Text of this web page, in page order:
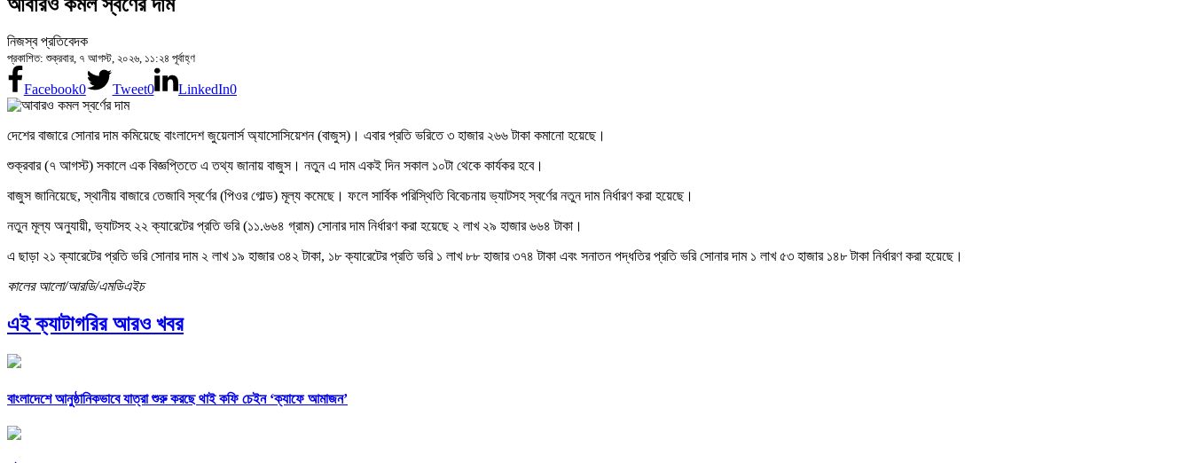
নিজস্ব প্রতিবেদক
প্রকাশিত: শুক্রবার, ৭ আগস্ট, ২০২৬, ১১:২৪ পূর্বাহ্ণ
Facebook0 Tweet0 LinkedIn0
দেশের বাজারে সোনার দাম কমিয়েছে বাংলাদেশ জুয়েলার্স অ্যাসোসিয়েশন (বাজুস)। এবার প্রতি ভরিতে ৩ হাজার ২৬৬ টাকা কমানো হয়েছে।
শুক্রবার (৭ আগস্ট) সকালে এক বিজ্ঞপ্তিতে এ তথ্য জানায় বাজুস। নতুন এ দাম একই দিন সকাল ১০টা থেকে কার্যকর হবে।
বাজুস জানিয়েছে, স্থানীয় বাজারে তেজাবি স্বর্ণের (পিওর গোল্ড) মূল্য কমেছে। ফলে সার্বিক পরিস্থিতি বিবেচনায় ভ্যাটসহ স্বর্ণের নতুন দাম নির্ধারণ করা হয়েছে।
নতুন মূল্য অনুযায়ী, ভ্যাটসহ ২২ ক্যারেটের প্রতি ভরি (১১.৬৬৪ গ্রাম) সোনার দাম নির্ধারণ করা হয়েছে ২ লাখ ২৯ হাজার ৬৬৪ টাকা।
এ ছাড়া ২১ ক্যারেটের প্রতি ভরি সোনার দাম ২ লাখ ১৯ হাজার ৩৪২ টাকা, ১৮ ক্যারেটের প্রতি ভরি ১ লাখ ৮৮ হাজার ৩৭৪ টাকা এবং সনাতন পদ্ধতির প্রতি ভরি সোনার দাম ১ লাখ ৫৩ হাজার ১৪৮ টাকা নির্ধারণ করা হয়েছে।
কালের আলো/আরডি/এমডিএইচ
এই ক্যাটাগরির আরও খবর
বাংলাদেশে আনুষ্ঠানিকভাবে যাত্রা শুরু করছে থাই কফি চেইন ‘ক্যাফে আমাজন’